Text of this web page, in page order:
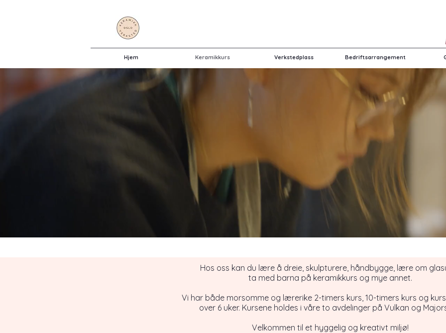
Hjem Keramikkurs Verkstedplass Bedriftsarrangement
Hos oss kan du lære å dreie, skulpturere, håndbygge, lære om
ta med barna på keramikkurs og mye annet.
Vi har både morsomme og lærerike 2-timers kurs, 10-timers kurs og
over 6 uker. Kursene holdes i våre to avdelinger på Vulkan og
Velkommen til et hyggelig og kreativt miljø!